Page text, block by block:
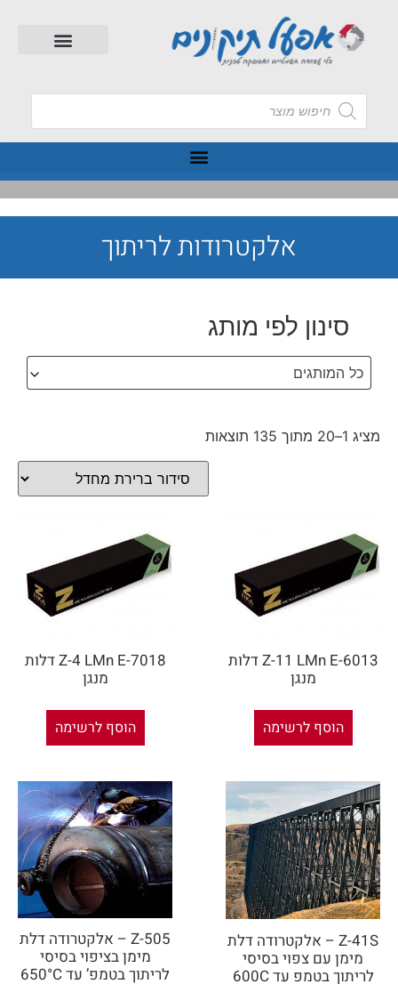
אלקטרודות לריתוך
סינון לפי מותג
כל המותגים
מציג 1–20 מתוך 135 תוצאות
Z-11 LMn E-6013 דלות
מנגן
הוסף לרשימה
Z-4 LMn E-7018 דלות
מנגן
הוסף לרשימה
Z-41S – אלקטרודה דלת
מימן עם צפוי בסיסי
לריתוך בטמפ עד 600C
Z-505 – אלקטרודה דלת
מימן בציפוי בסיסי
לריתוך בטמפ’ עד 650°C